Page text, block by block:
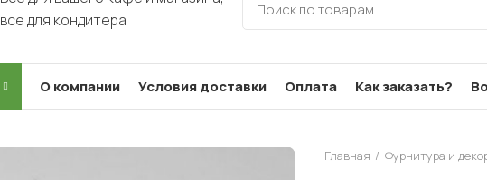
все для кондитера
О компании Условия доставки Оплата Как заказать?
Главная Фурнитура и